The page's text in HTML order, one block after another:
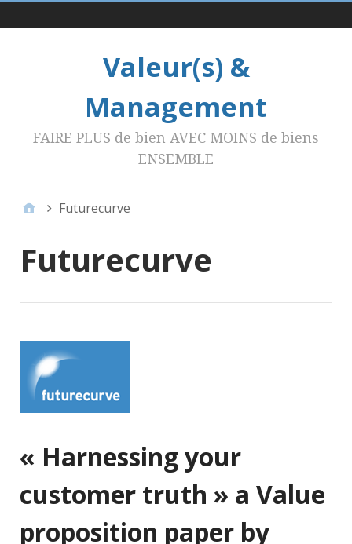
Menu 1
Valeur(s) &
Management
FAIRE PLUS de bien AVEC MOINS de biens
ENSEMBLE
Futurecurve
Futurecurve
« Harnessing your
customer truth » a Value
proposition paper by